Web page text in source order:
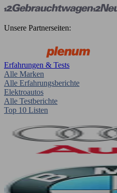
Unsere Partnerseiten:
Erfahrungen & Tests
Alle Marken
Alle Erfahrungsberichte
Elektroautos
Alle Testberichte
Top 10 Listen